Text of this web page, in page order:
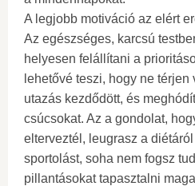
A legjobb motiváció az elért
Az egészséges, karcsú
helyesen felállítani a
lehetővé teszi, hogy ne
utazás kezdődött, és
csúcsokat. Az a gondolat,
elterveztél, leugrasz a
sportolást, soha nem fogsz
pillantásokat tapasztalni